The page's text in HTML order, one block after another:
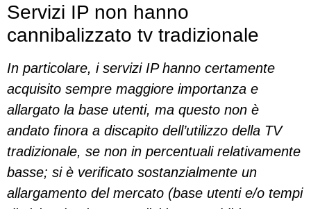
Servizi IP non hanno
cannibalizzato tv tradizionale
In particolare, i servizi IP hanno certamente
acquisito sempre maggiore importanza e
allargato la base utenti, ma questo non è
andato finora a discapito dell’utilizzo della TV
tradizionale, se non in percentuali relativamente
basse; si è verificato sostanzialmente un
allargamento del mercato (base utenti e/o tempi